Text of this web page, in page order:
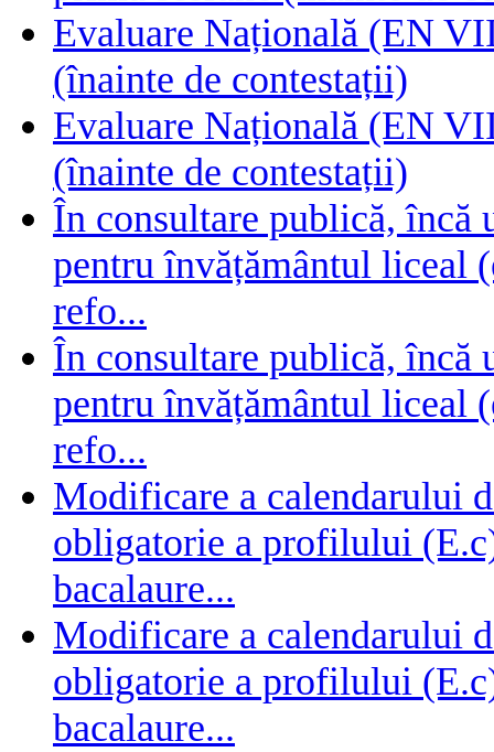
Evaluare Națională (EN
(înainte de contestații)
Evaluare Națională (EN
(înainte de contestații)
În consultare publică, încă
pentru învățământul liceal
refo...
În consultare publică, încă
pentru învățământul liceal
refo...
Modificare a calendarului
obligatorie a profilului
bacalaure...
Modificare a calendarului
obligatorie a profilului
bacalaure...